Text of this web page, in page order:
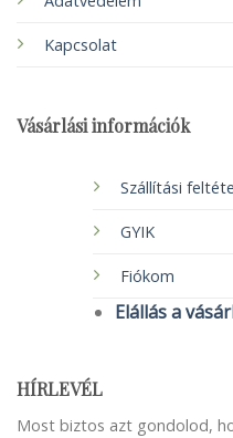
Kapcsolat
Vásárlási információk
Szállítási
GYIK
Fiókom
Elállás a
HÍRLEVÉL
Most biztos azt gondolod,